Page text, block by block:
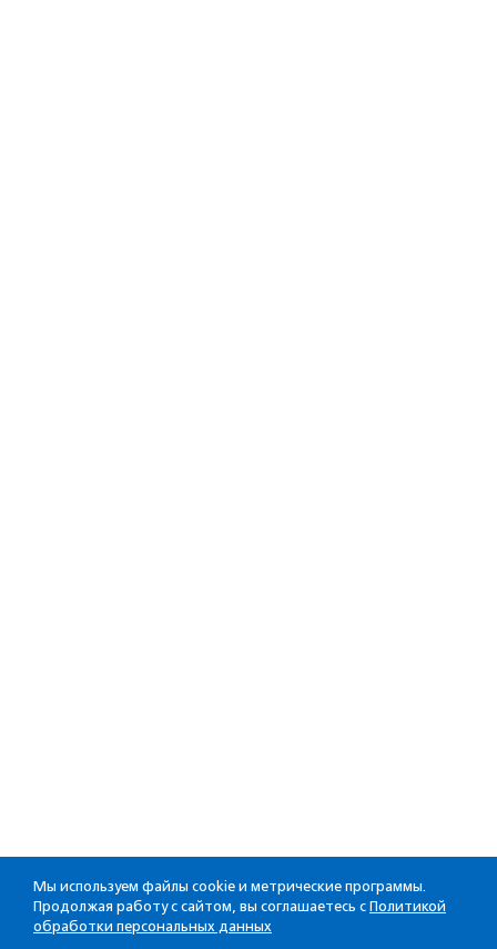
Мы используем файлы cookie и метрические программы.
Продолжая работу с сайтом, вы соглашаетесь с Политикой
обработки персональных данных